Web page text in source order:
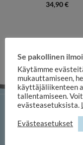
34,90€
Se pakollinen
Käytämme
mukauttamiseen,
käyttäjäliikenteen
tallentamiseen.
evästeasetuksista.
Evästeasetukset